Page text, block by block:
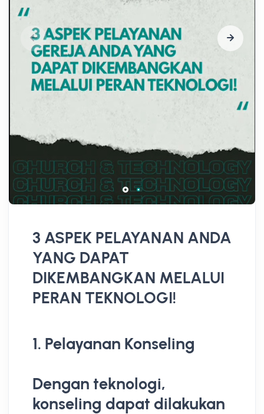
3 ASPEK PELAYANAN ANDA
YANG DAPAT
DIKEMBANGKAN MELALUI
PERAN TEKNOLOGI!
1. Pelayanan Konseling
Dengan teknologi,
konseling dapat dilakukan